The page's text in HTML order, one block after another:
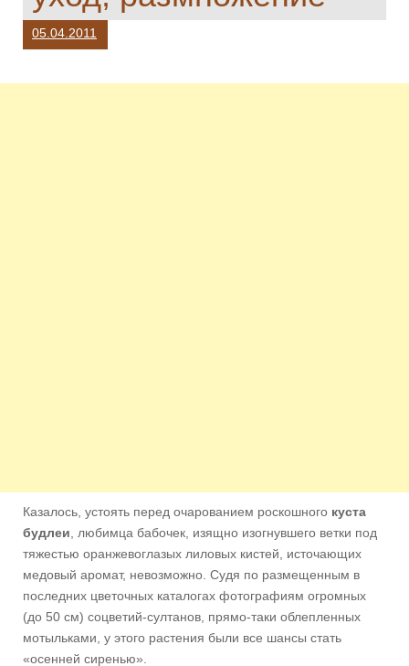
05.04.2011
Казалось, устоять перед очарованием роскошного куста
будлеи , любимца бабочек, изящно изогнувшего ветки под
тяжестью оранжевоглазых лиловых кистей, источающих
медовый аромат, невозможно. Судя по размещенным в
последних цветочных каталогах фотографиям огромных
(до 50 см) соцветий-султанов, прямо-таки облепленных
мотыльками, у этого растения были все шансы стать
«осенней сиренью».